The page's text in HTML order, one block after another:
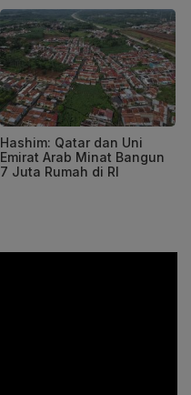
Hashim: Qatar dan Uni
Emirat Arab Minat Bangun
7 Juta Rumah di RI